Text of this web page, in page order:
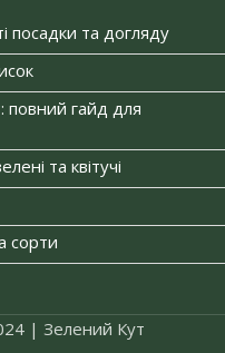
посадки та догляду
повний гайд для
та квітучі
сорти
| Зелений Кут